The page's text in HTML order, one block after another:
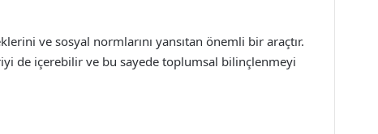
ve sosyal normlarını yansıtan önemli bir araçtır.
de içerebilir ve bu sayede toplumsal bilinçlenmeyi